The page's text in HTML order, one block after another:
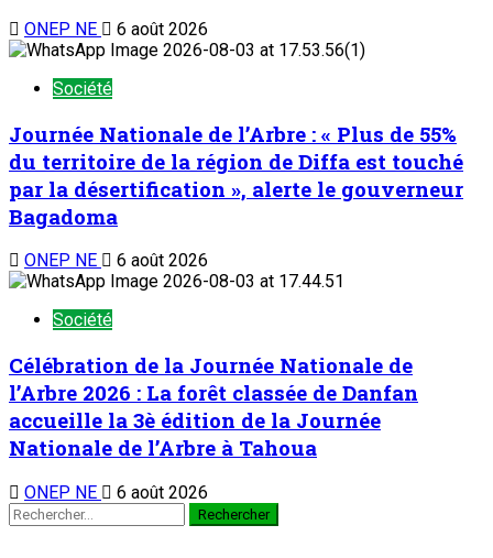
ONEP NE 6 août 2026
Société
Journée Nationale de l’Arbre : « Plus de 55%
du territoire de la région de Diffa est touché
par la désertification », alerte le gouverneur
Bagadoma
ONEP NE 6 août 2026
Société
Célébration de la Journée Nationale de
l’Arbre 2026 : La forêt classée de Danfan
accueille la 3è édition de la Journée
Nationale de l’Arbre à Tahoua
ONEP NE
6 août 2026
Rechercher :